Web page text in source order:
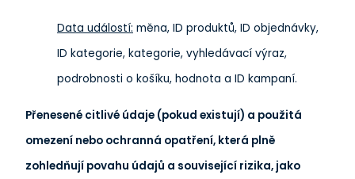
Data událostí: měna, ID produktů, ID objednávky,
ID kategorie, kategorie, vyhledávací výraz,
podrobnosti o košíku, hodnota a ID kampaní.
Přenesené citlivé údaje (pokud existují) a použitá
omezení nebo ochranná opatření, která plně
zohledňují povahu údajů a související rizika, jako